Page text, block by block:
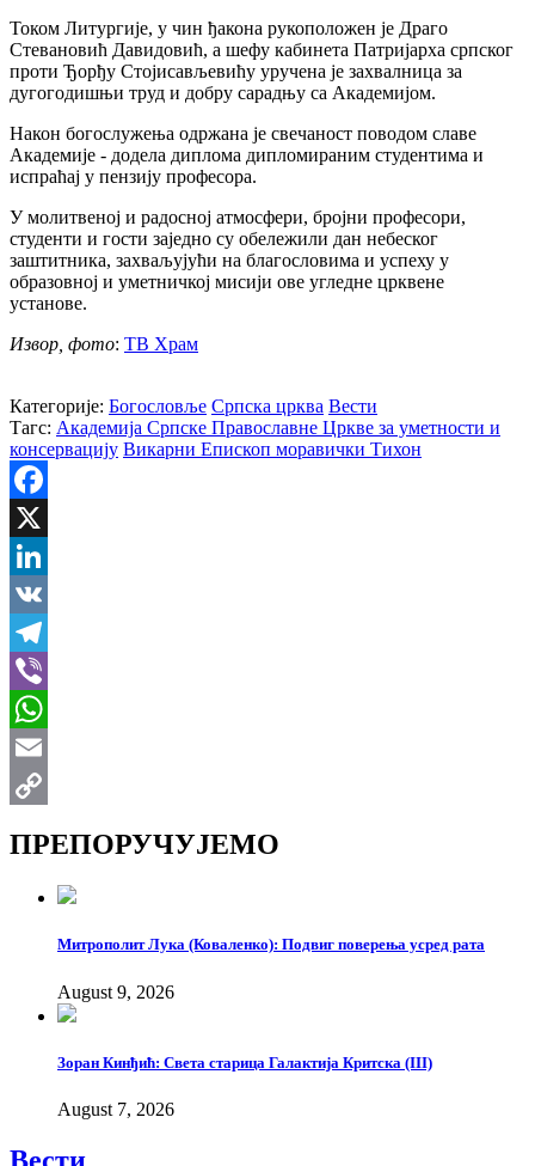
Током Литургије, у чин ђакона рукоположен је Драго
Стевановић Давидовић, а шефу кабинета Патријарха српског
проти Ђорђу Стојисављевићу уручена је захвалница за
дугогодишњи труд и добру сарадњу са Академијом.
Након богослужења одржана је свечаност поводом славе
Академије - додела диплома дипломираним студентима и
испраћај у пензију професора.
У молитвеној и радосној атмосфери, бројни професори,
студенти и гости заједно су обележили дан небеског
заштитника, захваљујући на благословима и успеху у
образовној и уметничкој мисији ове угледне црквене
установе.
Извор, фото: ТВ Храм
Категорије: Богословље Српска црква Вести
Тагс: Академија Српске Православне Цркве за уметности и
консервацију Викарни Епископ моравички Тихон
Facebook
X
LinkedIn
VK
Telegram
Viber
WhatsApp
Email
ПРЕПОРУЧУЈЕМО
Митрополит Лука (Коваленко): Подвиг поверења усред рата
August 9, 2026
Зоран Кинђић: Света старица Галактија Критска (III)
August 7, 2026